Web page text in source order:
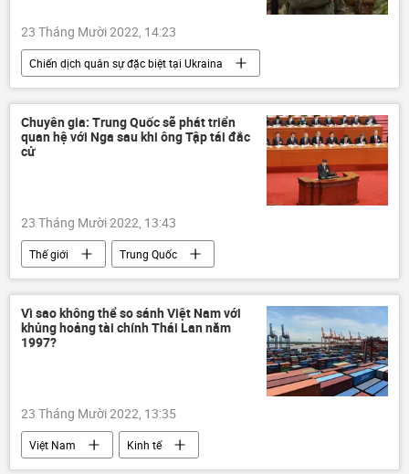
23 Tháng Mười 2022, 14:23
Chiến dịch quân sự đặc biệt tại Ukraina
Thế giới
Nga
Ukraina
Cuộc khủng hoảng ở Ukraina
xung đột quân sự
vũ khí hạt nhân
Chuyên gia: Trung Quốc sẽ phát triển
quan hệ với Nga sau khi ông Tập tái đắc
cử
23 Tháng Mười 2022, 13:43
Thế giới
Trung Quốc
Tập Cận Bình
Chính trị
Nga
Hoa Kỳ
chuyên gia
Quan điểm-Ý kiến
Vì sao không thể so sánh Việt Nam với
khủng hoảng tài chính Thái Lan năm
1997?
23 Tháng Mười 2022, 13:35
Việt Nam
Kinh tế